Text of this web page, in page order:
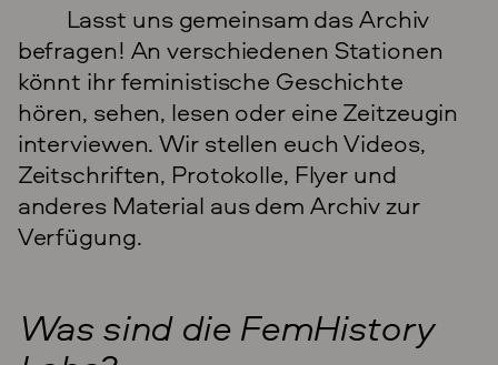
Lasst uns gemeinsam das Archiv
befragen! An verschiedenen Stationen
könnt ihr feministische Geschichte
hören, sehen, lesen oder eine Zeitzeugin
interviewen. Wir stellen euch Videos,
Zeitschriften, Protokolle, Flyer und
anderes Material aus dem Archiv zur
Verfügung.
Was sind die FemHistory